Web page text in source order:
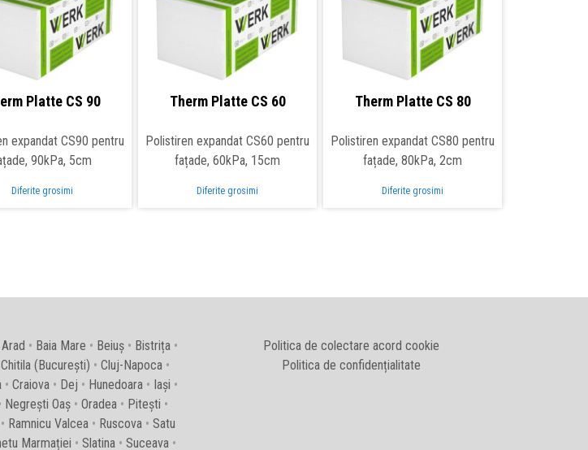
Platte CS 90
expandat CS90 pentru
90kPa, 5cm
Diferite grosimi
Therm Platte CS 60
Polistiren expandat CS60 pentru
fațade, 60kPa, 15cm
Diferite grosimi
Therm Platte CS 80
Polistiren expandat CS80 pentru
fațade, 80kPa, 2cm
Diferite grosimi
Arad • Baia Mare • Beiuș• Bistrița•
Chitila (București) • Cluj-Napoca•
• Craiova• Dej • Hunedoara• Iași •
Negrești Oaș• Oradea• Pitești •
• Ramnicu Valcea• Ruscova• Satu
Marmației • Slatina • Suceava •
Politica de colectare acord cookie
Politica de confidențialitate